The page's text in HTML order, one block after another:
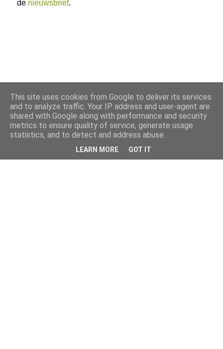
de nieuwsbrief.
This site uses cookies from Google to deliver its services
and to analyze traffic. Your IP address and user-agent are
shared with Google along with performance and security
metrics to ensure quality of service, generate usage
statistics, and to detect and address abuse.
LEARN MORE GOT IT